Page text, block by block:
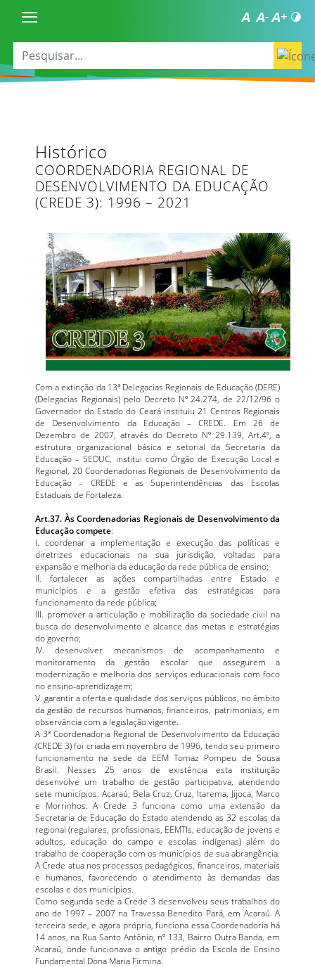
Histórico
COORDENADORIA REGIONAL DE
DESENVOLVIMENTO DA EDUCAÇÃO
(CREDE 3): 1996 – 2021
Com a extinção da 13ª Delegacias Regionais de Educação (DERE)
(Delegacias Regionais) pelo Decreto Nº 24.274, de 22/12/96 o
Governador do Estado do Ceará instituiu 21 Centros Regionais
de Desenvolvimento da Educação – CREDE. Em 26 de
Dezembro de 2007, através do Decreto Nº 29.139, Art.4º, a
estrutura organizacional básica e setorial da Secretaria da
Educação – SEDUC, institui como Órgão de Execução Local e
Regional, 20 Coordenadorias Regionais de Desenvolvimento da
Educação – CREDE e as Superintendências das Escolas
Estaduais de Fortaleza.
Art.37. Às Coordenadorias Regionais de Desenvolvimento da
Educação compete:
I. coordenar a implementação e execução das políticas e
diretrizes educacionais na sua jurisdição, voltadas para
expansão e melhoria da educação da rede pública de ensino;
II. fortalecer as ações compartilhadas entre Estado e
municípios e a gestão efetiva das estratégicas para
funcionamento da rede pública;
III. promover a articulação e mobilização da sociedade civil na
busca do desenvolvimento e alcance das metas e estratégias
do governo;
IV. desenvolver mecanismos de acompanhamento e
monitoramento da gestão escolar que assegurem a
modernização e melhoria dos serviços educacionais com foco
no ensino-aprendizagem;
V. garantir a oferta e qualidade dos serviços públicos, no âmbito
da gestão de recursos humanos, financeiros, patrimoniais, em
observância com a legislação vigente.
A 3ª Coordenadoria Regional de Desenvolvimento da Educação
(CREDE 3) foi criada em novembro de 1996, tendo seu primeiro
funcionamento na sede da EEM Tomaz Pompeu de Sousa
Brasil. Nesses 25 anos de existência esta instituição
desenvolve um trabalho de gestão participativa, atendendo
sete municípios: Acaraú, Bela Cruz, Cruz, Itarema, Jijoca, Marco
e Morrinhos. A Crede 3 funciona como uma extensão da
Secretaria de Educação do Estado atendendo as 32 escolas da
regional (regulares, profissionais, EEMTIs, educação de jovens e
adultos, educação do campo e escolas indígenas) além do
trabalho de cooperação com os municípios de sua abrangência.
A Crede atua nos processos pedagógicos, financeiros, materiais
e humanos, favorecendo o atendimento às demandas das
escolas e dos municípios.
Como segunda sede a Crede 3 desenvolveu seus trabalhos do
ano de 1997 – 2007 na Travessa Benedito Pará, em Acaraú. A
terceira sede, e agora própria, funciona essa Coordenadoria há
14 anos, na Rua Santo Antônio, nº 133, Bairro Outra Banda, em
Acaraú, onde funcionava o antigo prédio da Escola de Ensino
Fundamental Dona Maria Firmina.